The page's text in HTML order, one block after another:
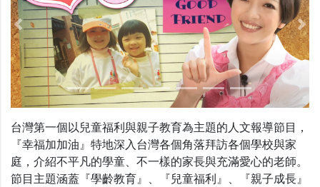
Previous
台灣第一個以兒童福利與親子教育為主題的人文報導節目，
『幸福加加油』特地深入台灣各個角落拜訪各個學校與家
庭，介紹不平凡的學童、不一樣的家長與充滿愛心的老師。
節目主題涵蓋『學齡教育』、『兒童福利』、『親子成長』